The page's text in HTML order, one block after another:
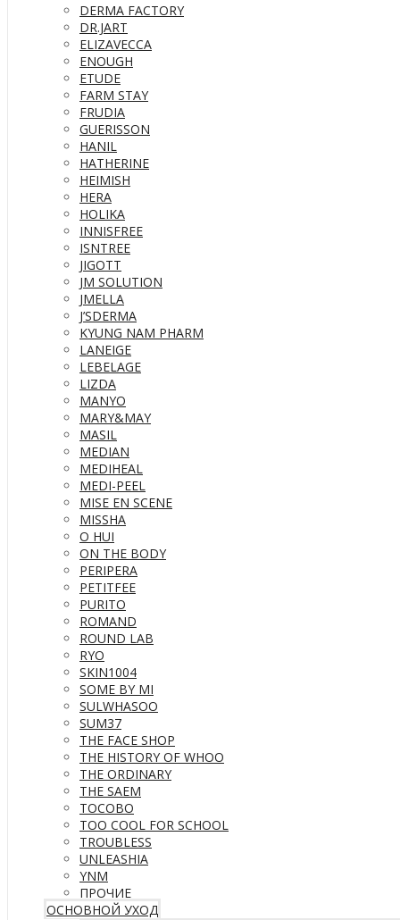
DERMA FACTORY
DR.JART
ELIZAVECCA
ENOUGH
ETUDE
FARM STAY
FRUDIA
GUERISSON
HANIL
HATHERINE
HEIMISH
HERA
HOLIKA
INNISFREE
ISNTREE
JIGOTT
JM SOLUTION
JMELLA
J’SDERMA
KYUNG NAM PHARM
LANEIGE
LEBELAGE
LIZDA
MANYO
MARY&MAY
MASIL
MEDIAN
MEDIHEAL
MEDI-PEEL
MISE EN SCENE
MISSHA
O HUI
ON THE BODY
PERIPERA
PETITFEE
PURITO
ROMAND
ROUND LAB
RYO
SKIN1004
SOME BY MI
SULWHASOO
SUM37
THE FACE SHOP
THE HISTORY OF WHOO
THE ORDINARY
THE SAEM
TOCOBO
TOO COOL FOR SCHOOL
TROUBLESS
UNLEASHIA
YNM
ПРОЧИЕ
ОСНОВНОЙ УХОД